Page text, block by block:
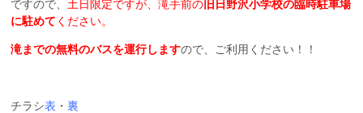
ですので、 土日限定ですが、滝手前の 旧日野沢小学校の臨時駐車場
に駐めて ください。
滝までの無料のバスを運行しますので、ご利用ください！！
チラシ表 ・裏